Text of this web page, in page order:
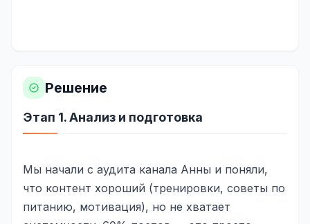
Видео для соцсетей
Анимация
Видео-инфографика
ВЕБ-АНАЛИТИКА
Решение
Этап 1. Анализ и подготовка
Мы начали с аудита канала Анны и поняли,
что контент хороший (тренировки, советы по
питанию, мотивация), но не хватает